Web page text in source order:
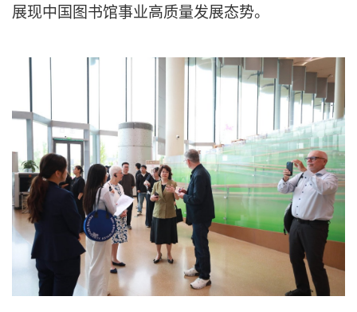
展现中国图书馆事业高质量发展态势。